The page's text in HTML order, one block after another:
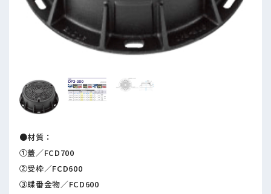
●材質：
①蓋／FCD700
②受枠／FCD600
③蝶番金物／FCD600